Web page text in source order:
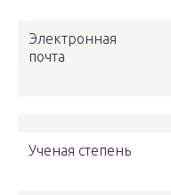
Электронная
почта
Ученая степень